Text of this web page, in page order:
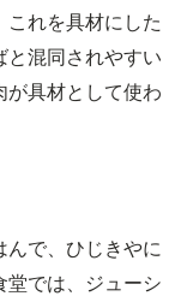
れを具材にした
と混同されやすい
が具材として使わ
んで、ひじきやに
堂では、ジューシ